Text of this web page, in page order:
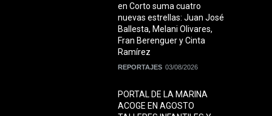
en Corto suma cuatro
nuevas estrellas: Juan José
Ballesta, Melani Olivares,
Fran Berenguer y Cinta
Ramírez
REPORTAJES 03/08/2026
PORTAL DE LA MARINA
ACOGE EN AGOSTO